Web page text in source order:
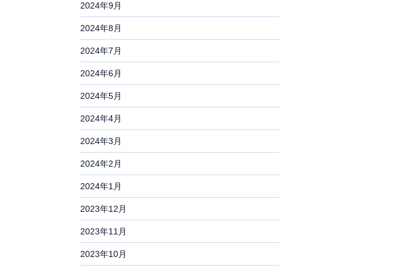
2024年9月
2024年8月
2024年7月
2024年6月
2024年5月
2024年4月
2024年3月
2024年2月
2024年1月
2023年12月
2023年11月
2023年10月